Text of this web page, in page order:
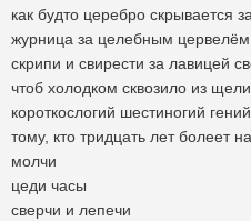
как будто церебро скрывается
журница за целебным цервелём
скрипи и свирести за лавицей
чтоб холодком сквозило из щели
короткослогий шестиногий гений
тому, кто тридцать лет болеет
молчи
цеди часы
сверчи и лепечи